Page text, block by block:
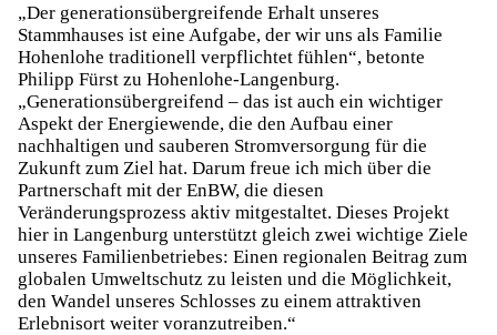
„Der generationsübergreifende Erhalt unseres
Stammhauses ist eine Aufgabe, der wir uns als Familie
Hohenlohe traditionell verpflichtet fühlen“, betonte
Philipp Fürst zu Hohenlohe-Langenburg.
„Generationsübergreifend – das ist auch ein wichtiger
Aspekt der Energiewende, die den Aufbau einer
nachhaltigen und sauberen Stromversorgung für die
Zukunft zum Ziel hat. Darum freue ich mich über die
Partnerschaft mit der EnBW, die diesen
Veränderungsprozess aktiv mitgestaltet. Dieses Projekt
hier in Langenburg unterstützt gleich zwei wichtige Ziele
unseres Familienbetriebes: Einen regionalen Beitrag zum
globalen Umweltschutz zu leisten und die Möglichkeit,
den Wandel unseres Schlosses zu einem attraktiven
Erlebnisort weiter voranzutreiben.“